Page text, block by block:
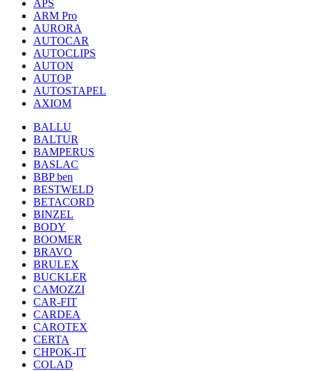
APS
ARM Pro
AURORA
AUTOCAR
AUTOCLIPS
AUTON
AUTOP
AUTOSTAPEL
AXIOM
BALLU
BALTUR
BAMPERUS
BASLAC
BBP ben
BESTWELD
BETACORD
BINZEL
BODY
BOOMER
BRAVO
BRULEX
BUCKLER
CAMOZZI
CAR-FIT
CARDEA
CAROTEX
CERTA
CHPOK-IT
COLAD